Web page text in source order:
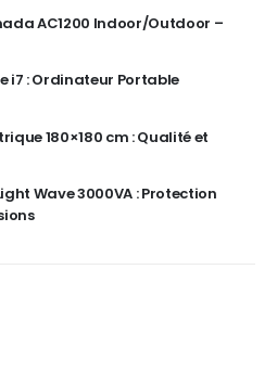
AC1200 Indoor/Outdoor –
i7 : Ordinateur Portable
180×180 cm : Qualité et
Wave 3000VA : Protection